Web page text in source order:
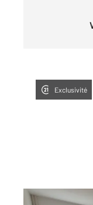
Exclusivité